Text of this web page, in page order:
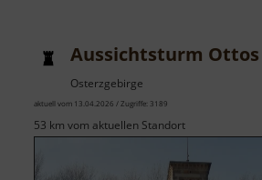
Aussichtsturm Ottos
Osterzgebirge
aktuell vom 13.04.2026 / Zugriffe: 3189
53 km vom aktuellen Standort